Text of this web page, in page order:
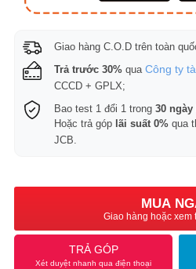
Giao hàng C.O.D trên toàn
Trả trước 30% quaCông ty
CCCD + GPLX;
Bao test 1 đổi 1 trong30 ngày
Hoặc trả góp lãi suất 0% qua
JCB.
MUA
Giao hàng hoặc xem
TRẢ GÓP
Xét duyệt nhanh qua điện thoại